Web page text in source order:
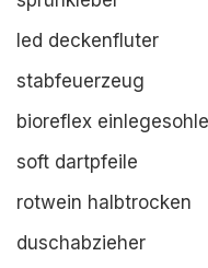
led deckenfluter
stabfeuerzeug
bioreflex
soft dartpfeile
rotwein halbtrocken
duschabzieher